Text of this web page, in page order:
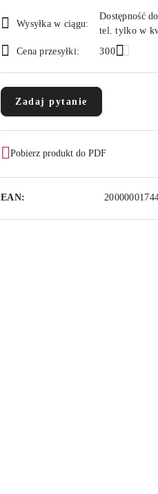
i
dostawa
Wysyłka w ciągu:
Dostępność
tel. tylko w
Cena przesyłki:
300
Zadaj pytanie
Pobierz produkt do PDF
EAN: